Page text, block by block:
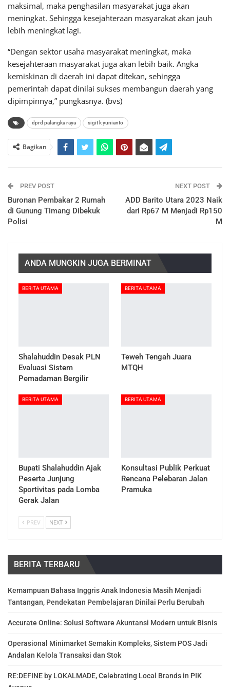
maksimal, maka penghasilan masyarakat juga akan
meningkat. Sehingga kesejahteraan masyarakat akan jauh
lebih meningkat lagi.
“Dengan sektor usaha masyarakat meningkat, maka
kesejahteraan masyarakat juga akan lebih baik. Angka
kemiskinan di daerah ini dapat ditekan, sehingga
pemerintah dapat dinilai sukses membangun daerah yang
dipimpinnya,” pungkasnya. (bvs)
dprd palangka raya sigit k yunianto
Bagikan
PREV POST
Buronan Pembakar 2 Rumah
di Gunung Timang Dibekuk
Polisi
NEXT POST
ADD Barito Utara 2023 Naik
dari Rp67 M Menjadi Rp150
M
ANDA MUNGKIN JUGA BERMINAT
BERITA UTAMA
Shalahuddin Desak PLN
Evaluasi Sistem
Pemadaman Bergilir
BERITA UTAMA
Teweh Tengah Juara
MTQH
BERITA UTAMA
Bupati Shalahuddin Ajak
Peserta Junjung
Sportivitas pada Lomba
Gerak Jalan
BERITA UTAMA
Konsultasi Publik Perkuat
Rencana Pelebaran Jalan
Pramuka
PREV NEXT
BERITA TERBARU
Kemampuan Bahasa Inggris Anak Indonesia Masih Menjadi
Tantangan, Pendekatan Pembelajaran Dinilai Perlu Berubah
Accurate Online: Solusi Software Akuntansi Modern untuk Bisnis
Operasional Minimarket Semakin Kompleks, Sistem POS Jadi
Andalan Kelola Transaksi dan Stok
RE:DEFINE by LOKALMADE, Celebrating Local Brands in PIK